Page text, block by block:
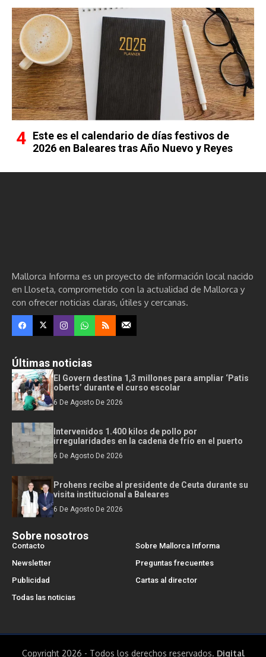
Este es el calendario de días festivos de
2026 en Baleares tras Año Nuevo y Reyes
Mallorca Informa es un proyecto de información local nacido
en Lloseta, comprometido con la actualidad de Mallorca y
con ofrecer noticias claras, útiles y cercanas.
Últimas noticias
El Govern destina 1,3 millones para ampliar ‘Patis
oberts’ durante el curso escolar
6 De Agosto De 2026
Intervenidos 1.400 kilos de pollo por
irregularidades en la cadena de frío en el puerto
6 De Agosto De 2026
Prohens recibe al presidente de Ceuta durante su
visita institucional a Baleares
6 De Agosto De 2026
Sobre nosotros
Contacto
Sobre Mallorca Informa
Newsletter
Preguntas frecuentes
Publicidad
Cartas al director
Todas las noticias
Copyright 2026 - Todos los derechos reservados. Digital